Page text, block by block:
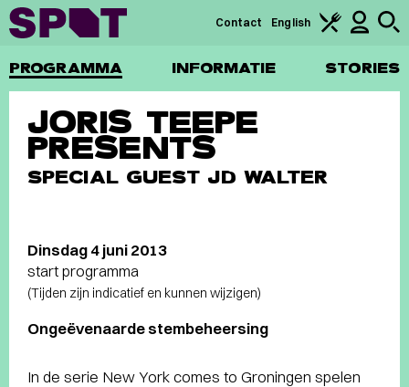
PROGRAMMA INFORMATIE STORIES
Contact English
JORIS TEEPE
PRESENTS
SPECIAL GUEST JD WALTER
Dinsdag 4 juni 2013
start programma
(Tijden zijn indicatief en kunnen wijzigen)
Ongeëvenaarde stembeheersing
In de serie New York comes to Groningen spelen